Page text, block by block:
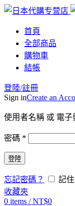
首頁
全部商品
購物車
結帳
登陸/註冊
Sign inCreate an
使用者名稱 或 電子
密碼 *
登陸
忘記密碼？
記
收藏夾
0 items / NT$0